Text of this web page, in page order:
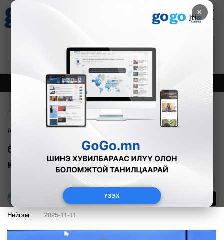
×
ҮЗЭХ
Зурхай
8.07
Онцлох Шинэ
"Монголын боомтод VIP гарц бий
болсон, түүгээр гарахад БНХАУ-ын
компанид ₮250,000 төлнө"
Г.Тэгшсүрэн
Нийгэм 2025-11-11